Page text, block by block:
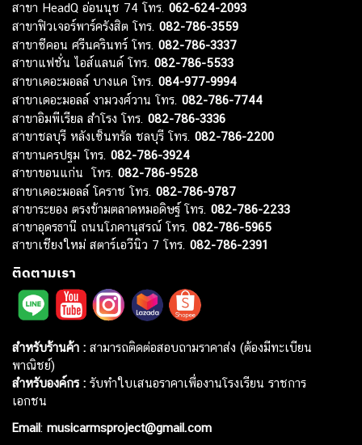
สาขา HeadQ อ่อนนุช 74 โทร. 062-624-2093
สาขาฟิวเจอร์พาร์ครังสิต โทร. 082-786-3559
สาขาซีคอน ศรีนครินทร์ โทร. 082-786-3337
สาขาแฟชั่น ไอส์แลนด์ โทร. 082-786-5533
สาขาเดอะมอลล์ บางแค โทร. 084-977-9994
สาขาเดอะมอลล์ งามวงศ์วาน โทร. 082-786-7744
สาขาอิมพีเรียล สำโรง โทร. 082-786-3336
สาขาชลบุรี หลังเซ็นทรัล ชลบุรี โทร. 082-786-2200
สาขานครปฐม โทร. 082-786-3924
สาขาขอนแก่น โทร. 082-786-9528
สาขาเดอะมอลล์ โคราช โทร. 082-786-9787
สาขาระยอง ตรงข้ามตลาดหมอดิษฐ์ โทร. 082-786-2233
สาขาอุดรธานี ถนนโภคานุสรณ์ โทร. 082-786-5965
สาขาเชียงใหม่ สตาร์เอวีนิว 7 โทร. 082-786-2391
ติดตามเรา
สำหรับร้านค้า : สามารถติดต่อสอบถามราคาส่ง (ต้องมีทะเบียน
พาณิชย์)
สำหรับองค์กร : รับทำใบเสนอราคาเพื่องานโรงเรียน ราชการ
เอกชน
Email: musicarmsproject@gmail.com